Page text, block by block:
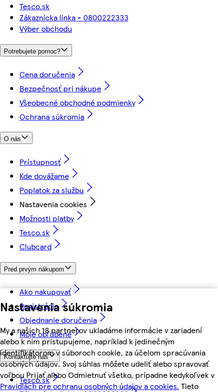
Nastavenia súkromia
My a našich 18 partnerov ukladáme informácie v zariadení
alebo k nim pristupujeme, napríklad k jedinečným
identifikátorom v súboroch cookie, za účelom spracúvania
osobných údajov. Svoj súhlas môžete udeliť alebo spravovať
voľbou Prijať alebo Odmietnuť všetko, prípadne kedykoľvek v
Pravidlách pre ochranu osobných údajov a cookies. Tieto
Tesco.sk
Zákaznícka linka - 0800222333
Výber obchodu
Potrebujete pomoc?
Cena doručenia
Bezpečnosť pri nákupe
Všeobecné obchodné podmienky
Ochrana súkromia
O nás
Prístupnosť
Kde dovážame
Poplatok za službu
Nastavenia cookies
Možnosti platby
Tesco.sk
Clubcard
Pred prvým nákupom
Ako nakupovať
Registrácia
Objednanie doručenia
Moje obľúbené
Kontaktujte nás
Tesco.sk